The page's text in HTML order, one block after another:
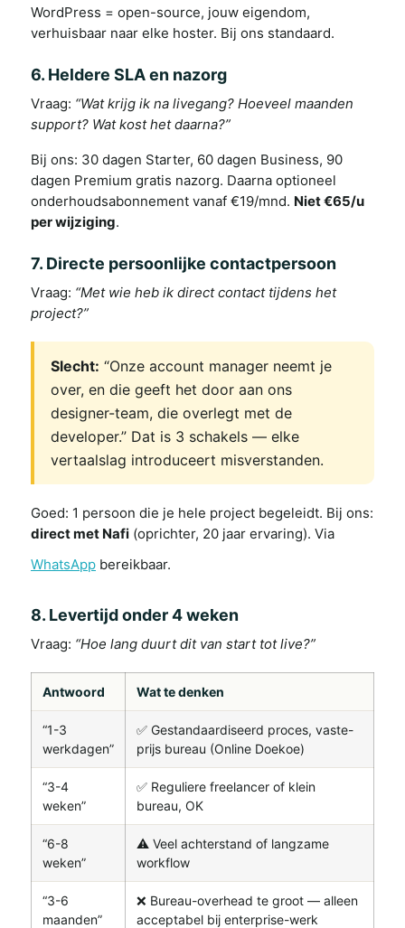
WordPress = open-source, jouw eigendom,
verhuisbaar naar elke hoster. Bij ons standaard.
6. Heldere SLA en nazorg
Vraag: “Wat krijg ik na livegang? Hoeveel maanden
support? Wat kost het daarna?”
Bij ons: 30 dagen Starter, 60 dagen Business, 90
dagen Premium gratis nazorg. Daarna optioneel
onderhoudsabonnement vanaf €19/mnd. Niet €65/u
per wijziging.
7. Directe persoonlijke contactpersoon
Vraag: “Met wie heb ik direct contact tijdens het
project?”
Slecht: “Onze account manager neemt je
over, en die geeft het door aan ons
designer-team, die overlegt met de
developer.” Dat is 3 schakels — elke
vertaalslag introduceert misverstanden.
Goed: 1 persoon die je hele project begeleidt. Bij ons:
direct met Nafi (oprichter, 20 jaar ervaring). Via
WhatsApp bereikbaar.
8. Levertijd onder 4 weken
Vraag: “Hoe lang duurt dit van start tot live?”
Antwoord Wat te denken
“1-3
werkdagen”
✅ Gestandaardiseerd proces, vaste-
prijs bureau (Online Doekoe)
“3-4
weken”
✅ Reguliere freelancer of klein
bureau, OK
“6-8
weken”
⚠️ Veel achterstand of langzame
workflow
“3-6
maanden”
❌ Bureau-overhead te groot — alleen
acceptabel bij enterprise-werk